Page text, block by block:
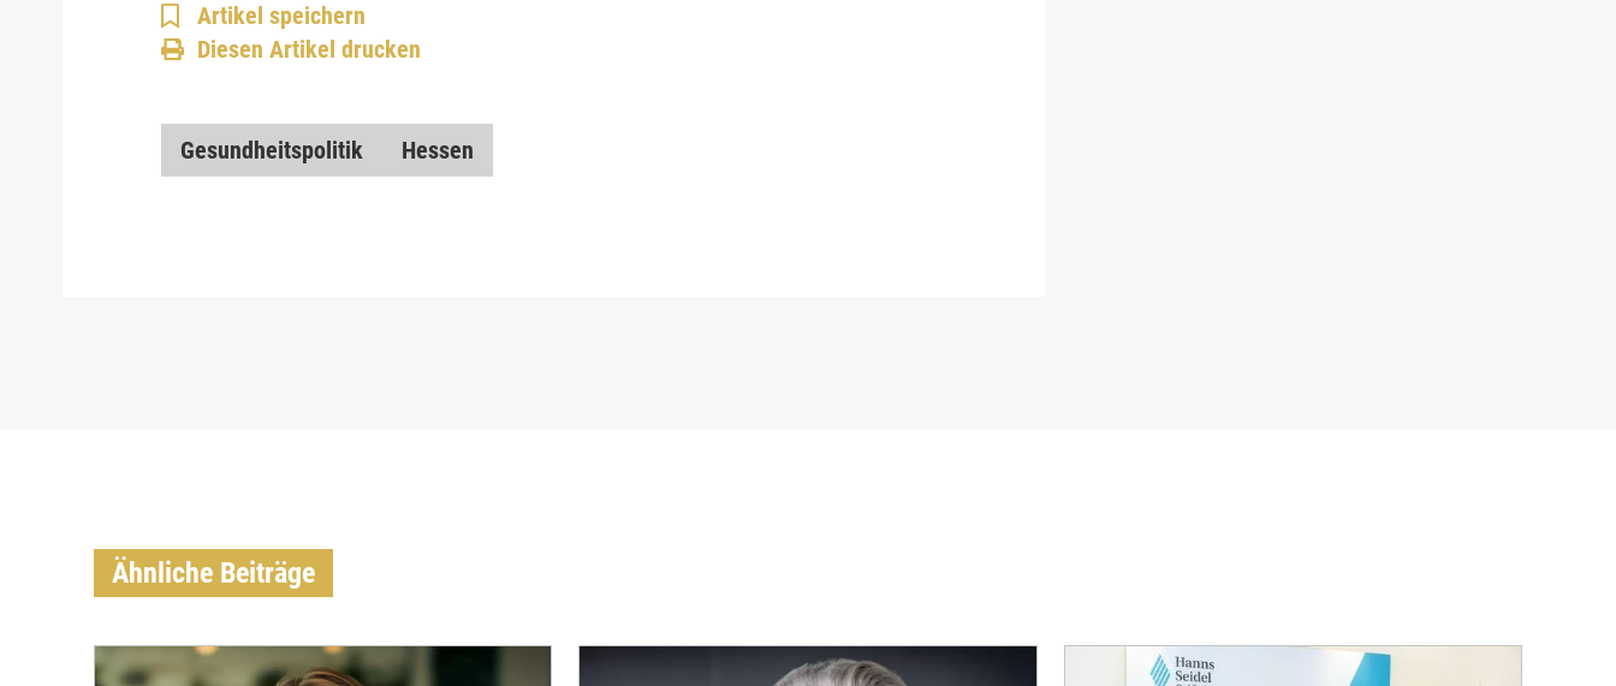
Artikel speichern
Diesen Artikel drucken
Gesundheitspolitik Hessen
Ähnliche Beiträge